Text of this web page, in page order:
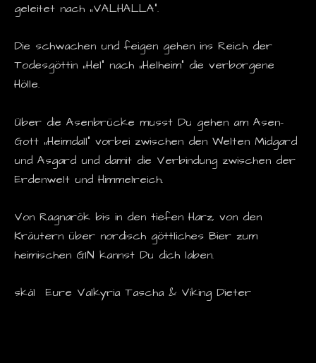
geleitet nach „VALHALLA“.
Die schwachen und feigen gehen ins Reich der
Todesgöttin „Hel“ nach „Helheim“ die verborgene
Hölle.
Über die Asenbrücke musst Du gehen am Asen-
Gott „Heimdall“ vorbei zwischen den Welten Midgard
und Asgard und damit die Verbindung zwischen der
Erdenwelt und Himmelreich.
Von Ragnarök bis in den tiefen Harz, von den
Kräutern über nordisch göttliches Bier zum
heimischen GIN kannst Du dich laben.
skál Eure Valkyria Tascha & Viking Dieter